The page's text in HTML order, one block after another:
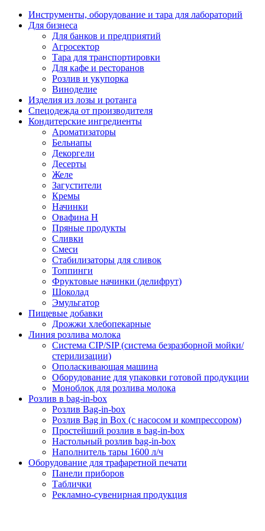
Инструменты, оборудование и тара для лабораторий
Для бизнеса
Для банков и предприятий
Агросектор
Тара для транспортировки
Для кафе и ресторанов
Розлив и укупорка
Виноделие
Изделия из лозы и ротанга
Спецодежда от производителя
Кондитерские ингредиенты
Ароматизаторы
Бельнапы
Декоргели
Десерты
Желe
Загустители
Кремы
Начинки
Овафина Н
Пряные продукты
Сливки
Смеси
Стабилизаторы для сливок
Топпинги
Фруктовые начинки (делифрут)
Шоколад
Эмульгатор
Пищевые добавки
Дрожжи хлебопекарные
Линия розлива молока
Система CIP/SIP (система безразборной мойки/
стерилизации)
Ополаскивающая машина
Оборудование для упаковки готовой продукции
Моноблок для розлива молока
Розлив в bag-in-box
Розлив Bag-in-box
Розлив Bag in Box (с насосом и компрессором)
Простейший розлив в bag-in-box
Настольный розлив bag-in-box
Наполнитель тары 1600 л/ч
Оборудование для трафаретной печати
Панели приборов
Таблички
Рекламно-сувенирная продукция